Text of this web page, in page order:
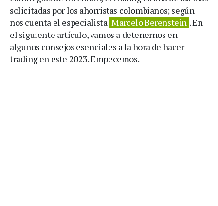
solicitadas por los ahorristas colombianos; según
nos cuenta el especialista Marcelo Berenstein . En
el siguiente artículo, vamos a detenernos en
algunos consejos esenciales a la hora de hacer
trading en este 2023. Empecemos.